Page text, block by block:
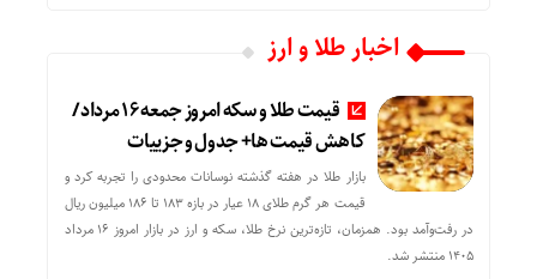
اخبار طلا و ارز
قیمت طلا و سکه امروز جمعه ۱۶ مرداد/
کاهش قیمت ها+ جدول و جزییات
بازار طلا در هفته گذشته نوسانات محدودی را تجربه کرد و
قیمت هر گرم طلای ۱۸ عیار در بازه ۱۸۳ تا ۱۸۶ میلیون ریال
در رفت‌وآمد بود. همزمان، تازه‌ترین نرخ طلا، سکه و ارز در بازار امروز ۱۶ مرداد
۱۴۰۵ منتشر شد.